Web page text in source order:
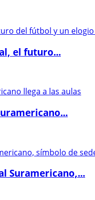
el futuro...
Suramericano,...